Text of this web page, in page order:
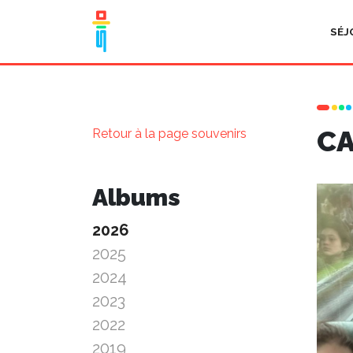
Retour à la page souvenirs
Albums
2026
2025
2024
2023
2022
2019